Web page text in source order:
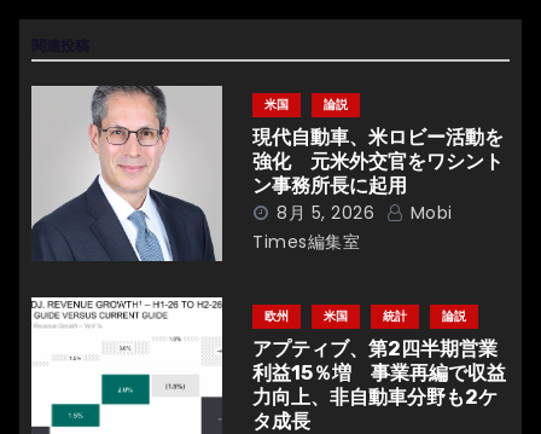
ゲ
ー
ン
米国 論説
現代自動車、米ロビー活動を
強化 元米外交官をワシント
ン事務所長に起用
8月 5, 2026
Mobi
Times編集室
欧州 米国 統計 論説
アプティブ、第2四半期営業
利益15％増 事業再編で収益
力向上、非自動車分野も2ケ
タ成長